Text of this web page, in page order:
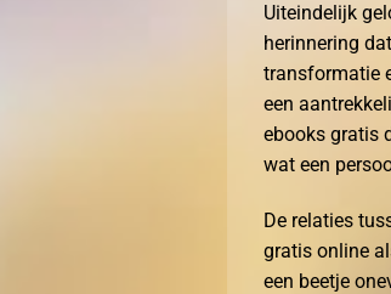
Uiteindelijk
herinnering
transformatie
een
ebooks gratis
wat een
De relaties
gratis online
een beetje